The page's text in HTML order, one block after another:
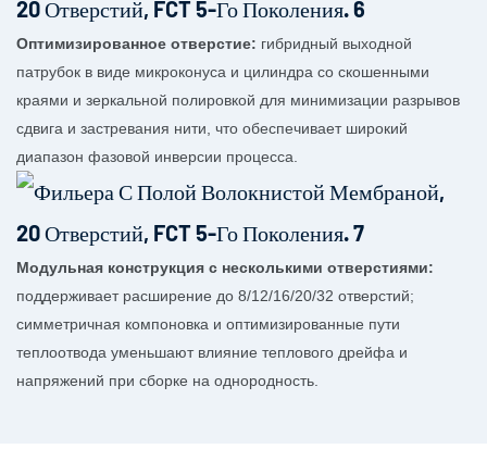
Оптимизированное отверстие: гибридный выходной
патрубок в виде микроконуса и цилиндра со скошенными
краями и зеркальной полировкой для минимизации разрывов
сдвига и застревания нити, что обеспечивает широкий
диапазон фазовой инверсии процесса.
Модульная конструкция с несколькими отверстиями:
поддерживает расширение до 8/12/16/20/32 отверстий;
симметричная компоновка и оптимизированные пути
теплоотвода уменьшают влияние теплового дрейфа и
напряжений при сборке на однородность.